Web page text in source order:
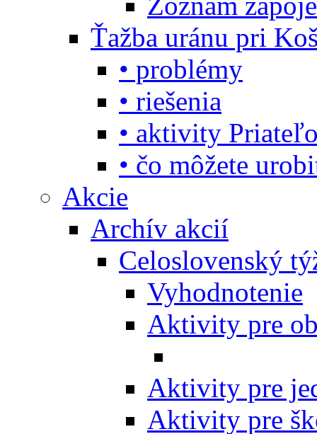
Ťažba uránu pri
• problémy
• riešenia
• aktivity
• čo môžete
Akcie
Archív akcií
Celoslovenský
Vyhodnotenie
Aktivity pre
Aktivity pre
Aktivity pre